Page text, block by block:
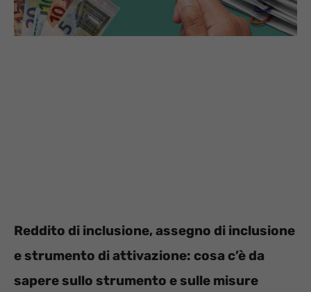
Reddito di inclusione, assegno di inclusione
e strumento di attivazione: cosa c’è da
sapere sullo strumento e sulle misure